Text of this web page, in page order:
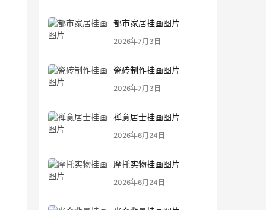
都市家居挂画图片
2026年7月3日
瓷砖制作挂画图片
2026年7月3日
禅意居士挂画图片
2026年6月24日
摩托实物挂画图片
2026年6月24日